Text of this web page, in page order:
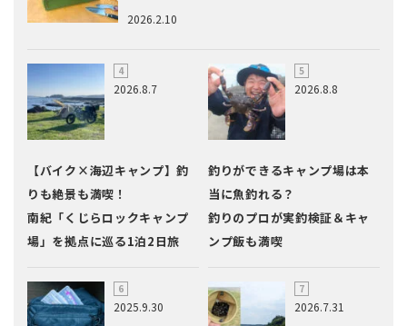
2026.2.10
2026.8.7
【バイク×海辺キャンプ】釣
りも絶景も満喫！
南紀「くじらロックキャンプ
場」を拠点に巡る1泊2日旅
2026.8.8
釣りができるキャンプ場は本
当に魚釣れる？
釣りのプロが実釣検証＆キャ
ンプ飯も満喫
2025.9.30 2026.7.31